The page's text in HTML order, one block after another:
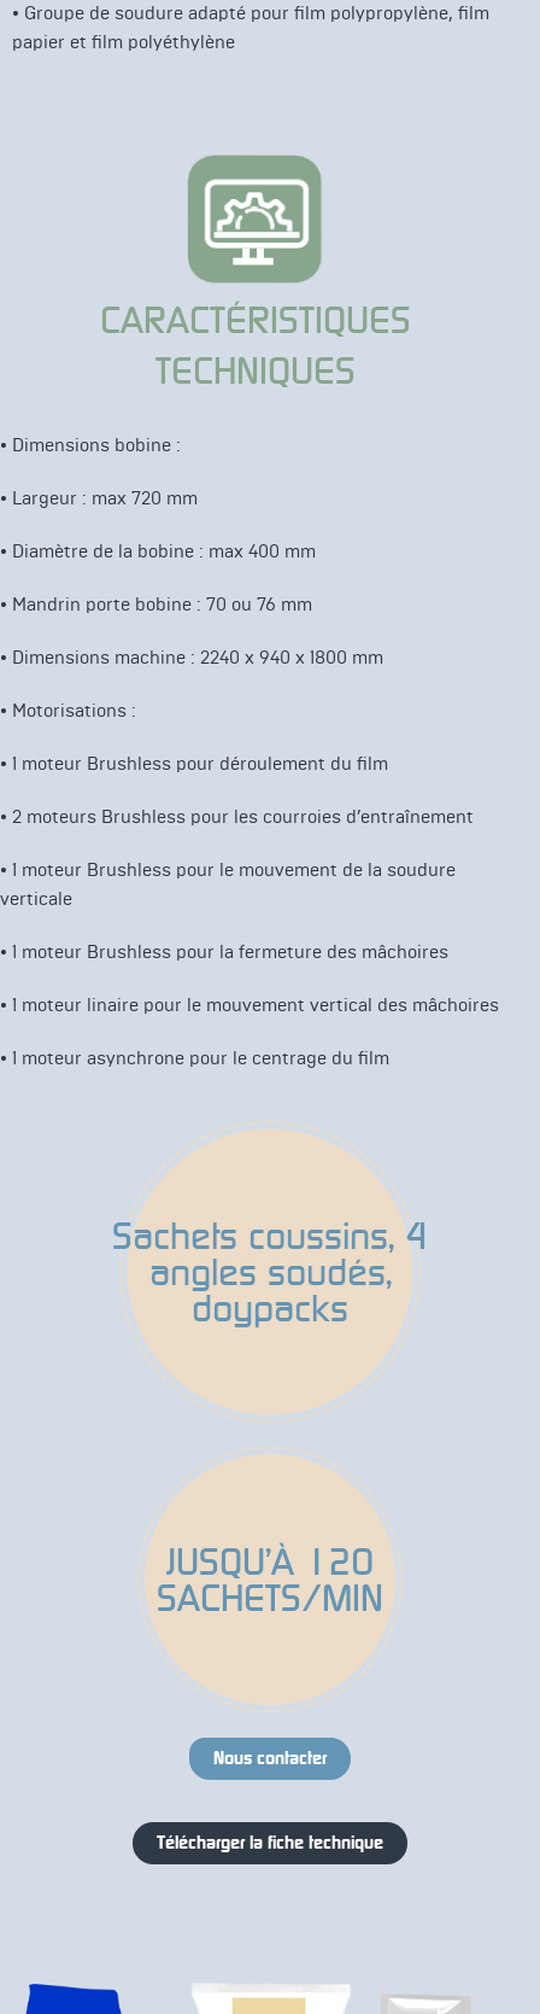
• Groupe de soudure adapté pour film polypropylène, film
papier et film polyéthylène
CARACTÉRISTIQUES
TECHNIQUES
• Dimensions bobine :
• Largeur : max 720 mm
• Diamètre de la bobine : max 400 mm
• Mandrin porte bobine : 70 ou 76 mm
• Dimensions machine : 2240 x 940 x 1800 mm
• Motorisations :
• 1 moteur Brushless pour déroulement du film
• 2 moteurs Brushless pour les courroies d’entraînement
• 1 moteur Brushless pour le mouvement de la soudure
verticale
• 1 moteur Brushless pour la fermeture des mâchoires
• 1 moteur linaire pour le mouvement vertical des mâchoires
• 1 moteur asynchrone pour le centrage du film
Sachets coussins, 4
angles soudés,
doypacks
JUSQU’À 120
SACHETS/MIN
Nous contacter
Télécharger la fiche technique